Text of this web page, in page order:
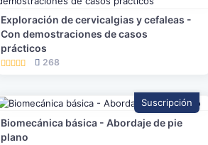
Exploración de cervicalgias y cefaleas -
Con demostraciones de casos
prácticos
268
Suscripción
Biomecánica básica - Abordaje de pie
plano